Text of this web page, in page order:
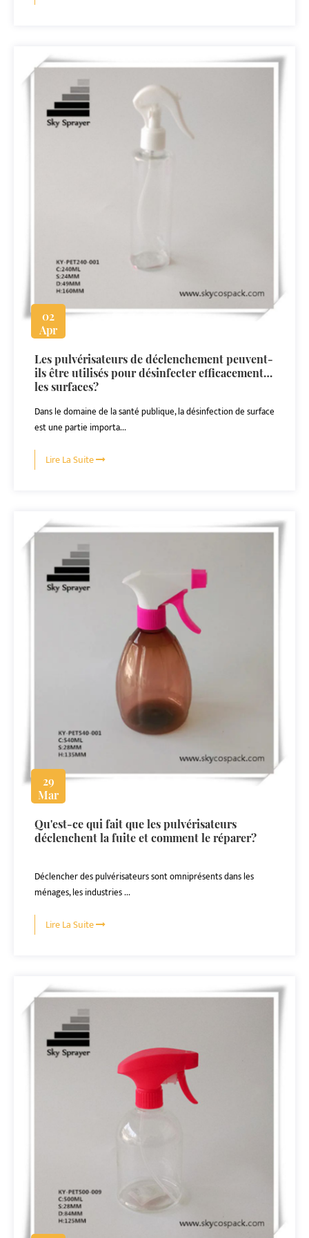
02
Apr
Les pulvérisateurs de déclenchement peuvent-
ils être utilisés pour désinfecter efficacement
les surfaces?
Dans le domaine de la santé publique, la désinfection de surface
est une partie importa...
Lire La Suite
29
Mar
Qu'est-ce qui fait que les pulvérisateurs
déclenchent la fuite et comment le réparer?
Déclencher des pulvérisateurs sont omniprésents dans les
ménages, les industries ...
Lire La Suite